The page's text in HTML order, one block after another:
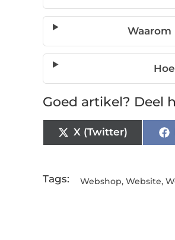
Goed artikel? Deel
X (Twitter)
Tags: Webshop, Website,